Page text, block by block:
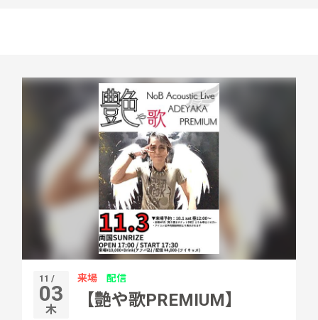
11 /
03
木
来場 配信
【艶や歌PREMIUM】